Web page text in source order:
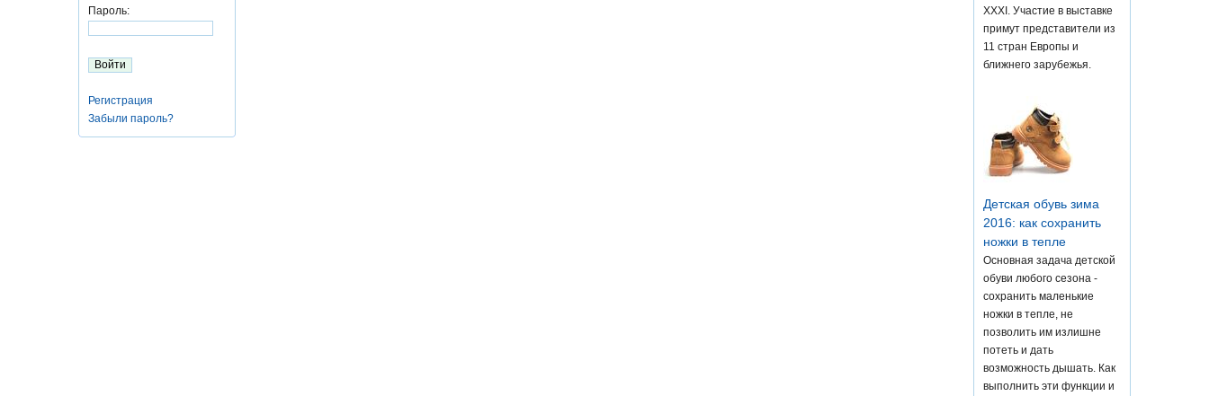
Пароль:
Регистрация
Забыли пароль?
XXXI. Участие в выставке
примут представители из
11 стран Европы и
ближнего зарубежья.
Детская обувь зима
2016: как сохранить
ножки в тепле
Основная задача детской
обуви любого сезона -
сохранить маленькие
ножки в тепле, не
позволить им излишне
потеть и дать
возможность дышать. Как
выполнить эти функции и